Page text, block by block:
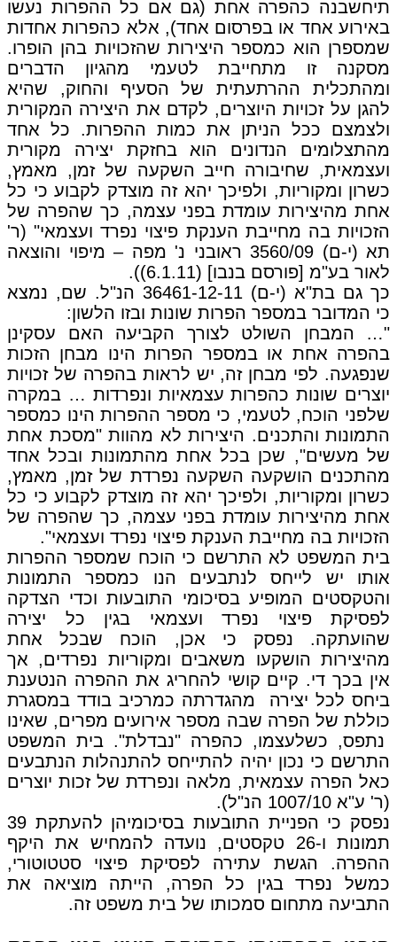
תיחשבנה כהפרה אחת (גם אם כל ההפרות נעשו
באירוע אחד או בפרסום אחד), אלא כהפרות אחדות
שמספרן הוא כמספר היצירות שהזכויות בהן הופרו.
מסקנה זו מתחייבת לטעמי מהגיון הדברים
ומהתכלית ההרתעתית של הסעיף והחוק, שהיא
להגן על זכויות היוצרים, לקדם את היצירה המקורית
ולצמצם ככל הניתן את כמות ההפרות. כל אחד
מהתצלומים הנדונים הוא בחזקת יצירה מקורית
ועצמאית, שחיבורה חייב השקעה של זמן, מאמץ,
כשרון ומקוריות, ולפיכך יהא זה מוצדק לקבוע כי כל
אחת מהיצירות עומדת בפני עצמה, כך שהפרה של
הזכויות בה מחייבת הענקת פיצוי נפרד ועצמאי" (ר'
תא (י-ם) 3560/09 ראובני נ' מפה – מיפוי והוצאה
לאור בע"מ [פורסם בנבו] (6.1.11)).
כך גם בת"א (י-ם) 36461-12-11 הנ"ל. שם, נמצא
כי המדובר במספר הפרות שונות ובזו הלשון:
"… המבחן השולט לצורך הקביעה האם עסקינן
בהפרה אחת או במספר הפרות הינו מבחן הזכות
שנפגעה. לפי מבחן זה, יש לראות בהפרה של זכויות
יוצרים שונות כהפרות עצמאיות ונפרדות … במקרה
שלפני הוכח, לטעמי, כי מספר ההפרות הינו כמספר
התמונות והתכנים. היצירות לא מהוות "מסכת אחת
של מעשים", שכן בכל אחת מהתמונות ובכל אחד
מהתכנים הושקעה השקעה נפרדת של זמן, מאמץ,
כשרון ומקוריות, ולפיכך יהא זה מוצדק לקבוע כי כל
אחת מהיצירות עומדת בפני עצמה, כך שהפרה של
הזכויות בה מחייבת הענקת פיצוי נפרד ועצמאי".
בית המשפט לא התרשם כי הוכח שמספר ההפרות
אותו יש לייחס לנתבעים הנו כמספר התמונות
והטקסטים המופיע בסיכומי התובעות וכדי הצדקה
לפסיקת פיצוי נפרד ועצמאי בגין כל יצירה
שהועתקה. נפסק כי אכן, הוכח שבכל אחת
מהיצירות הושקעו משאבים ומקוריות נפרדים, אך
אין בכך די. קיים קושי להחריג את ההפרה הנטענת
ביחס לכל יצירה מהגדרתה כמרכיב בודד במסגרת
כוללת של הפרה שבה מספר אירועים מפרים, שאינו
נתפס, כשלעצמו, כהפרה "נבדלת". בית המשפט
התרשם כי נכון יהיה להתייחס להתנהלות הנתבעים
כאל הפרה עצמאית, מלאה ונפרדת של זכות יוצרים
(ר' ע"א 1007/10 הנ"ל).
נפסק כי הפניית התובעות בסיכומיהן להעתקת 39
תמונות ו-26 טקסטים, נועדה להמחיש את היקף
ההפרה. הגשת עתירה לפסיקת פיצוי סטטוטורי,
כמשל נפרד בגין כל הפרה, הייתה מוציאה את
התביעה מתחום סמכותו של בית משפט זה.